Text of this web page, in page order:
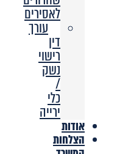
לאסירים
עורך
דין
רישוי
נשק
/
כלי
ירייה
אודות
הצלחות